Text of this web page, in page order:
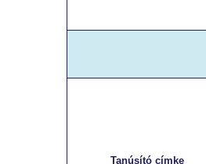
Tanúsító címke